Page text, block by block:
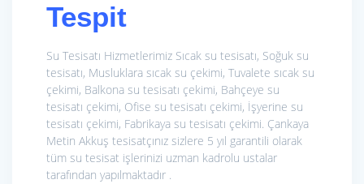
Tespit
Su Tesisatı Hizmetlerimiz Sıcak su tesisatı, Soğuk su
tesisatı, Musluklara sıcak su çekimi, Tuvalete sıcak su
çekimi, Balkona su tesisatı çekimi, Bahçeye su
tesisatı çekimi, Ofise su tesisatı çekimi, İşyerine su
tesisatı çekimi, Fabrikaya su tesisatı çekimi. Çankaya
Metin Akkuş tesisatçınız sizlere 5 yıl garantili olarak
tüm su tesisat işlerinizi uzman kadrolu ustalar
tarafından yapılmaktadır .